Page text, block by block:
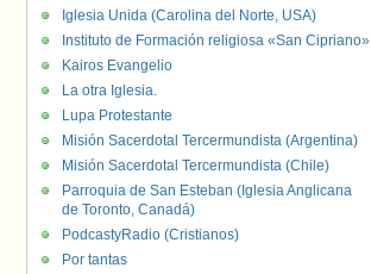
Iglesia Unida (Carolina del Norte, USA)
Instituto de Formación religiosa «San Cipriano»
Kairos Evangelio
La otra Iglesia.
Lupa Protestante
Misión Sacerdotal Tercermundista (Argentina)
Misión Sacerdotal Tercermundista (Chile)
Parroquia de San Esteban (Iglesia Anglicana
de Toronto, Canadá)
PodcastyRadio (Cristianos)
Por tantas